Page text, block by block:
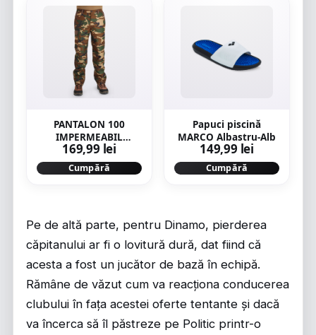
PANTALON 100
IMPERMEABIL
CĂLDUROS Verde
Bărbați
169,99 lei
Cumpără
Papuci piscină
MARCO Albastru-Alb
149,99 lei
Cumpără
Pe de altă parte, pentru Dinamo, pierderea
căpitanului ar fi o lovitură dură, dat fiind că
acesta a fost un jucător de bază în echipă.
Rămâne de văzut cum va reacționa conducerea
clubului în fața acestei oferte tentante și dacă
va încerca să îl păstreze pe Politic printr-o